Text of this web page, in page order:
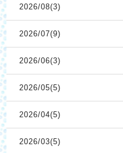
2026/08(3)
2026/07(9)
2026/06(3)
2026/05(5)
2026/04(5)
2026/03(5)